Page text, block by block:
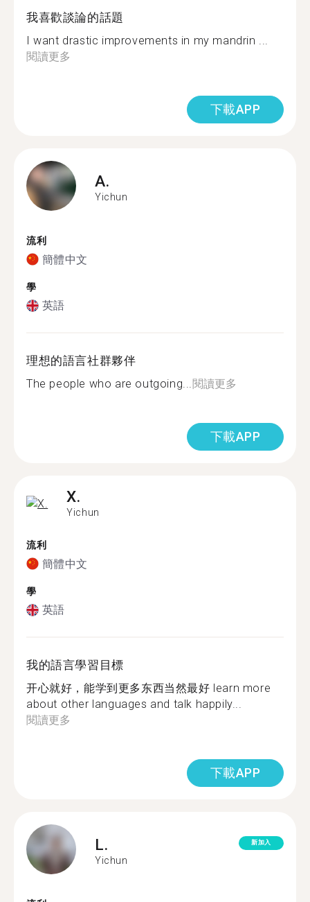
我喜歡談論的話題
I want drastic improvements in my mandrin ...
閱讀更多
下載APP
A.
Yichun
流利
簡體中文
學
英語
理想的語言社群夥伴
The people who are outgoing...閱讀更多
下載APP
X.
Yichun
流利
簡體中文
學
英語
我的語言學習目標
开心就好，能学到更多东西当然最好 learn more
about other languages and talk happily...
閱讀更多
下載APP
L.
Yichun
新加入